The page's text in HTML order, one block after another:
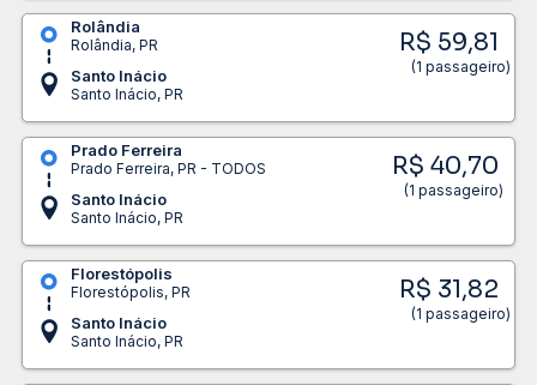
Rolândia
Rolândia, PR
Santo Inácio
Santo Inácio, PR
R$ 59,81
(1 passageiro)
Prado Ferreira
Prado Ferreira, PR - TODOS
Santo Inácio
Santo Inácio, PR
R$ 40,70
(1 passageiro)
Florestópolis
Florestópolis, PR
Santo Inácio
Santo Inácio, PR
R$ 31,82
(1 passageiro)